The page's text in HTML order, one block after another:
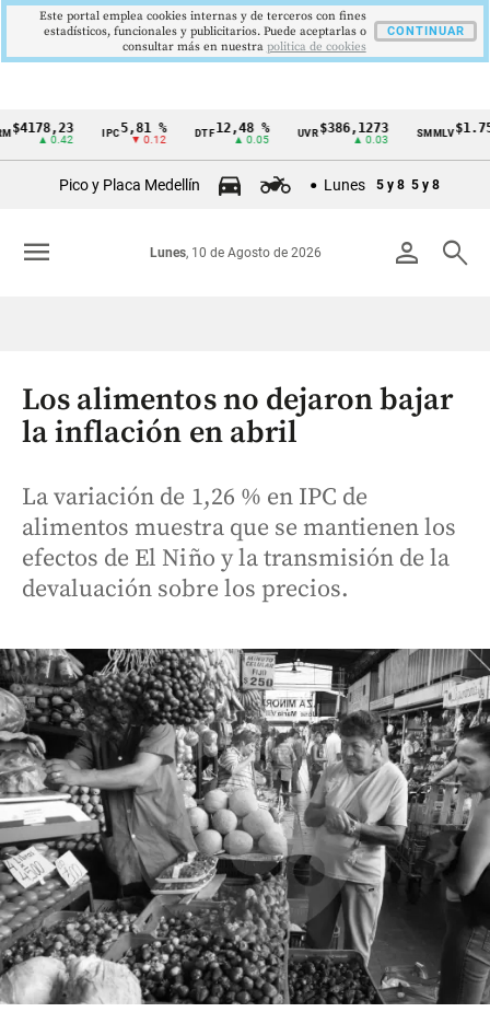
Cintillo
Colombia
▲ 0.42
IPC 5,81 %
▼ 0.12
DTF 12,48 %
▲ 0.05
UVR $386,1273
▲ 0.03
SMMLV
Pico y Placa Medellín Lunes 5 y 8 5 y 8
person search
Lunes, 10 de Agosto de 2026
menu
Los alimentos no dejaron bajar
la inflación en abril
La variación de 1,26 % en IPC de
alimentos muestra que se mantienen los
efectos de El Niño y la transmisión de la
devaluación sobre los precios.
Este portal emplea cookies internas y de terceros con fines
estadísticos, funcionales y publicitarios. Puede aceptarlas o
consultar más en nuestra politica de cookies
CONTINUAR